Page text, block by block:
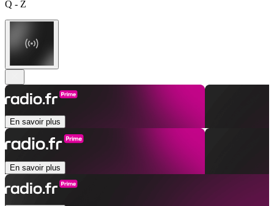
Q - Z
En savoir plus
En savoir plus